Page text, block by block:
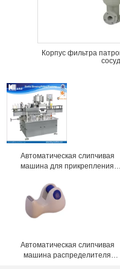
Корпус фильтра
Автоматическая слипчивая
машина для прикрепления
Автоматическая слипчивая
машина распределителя